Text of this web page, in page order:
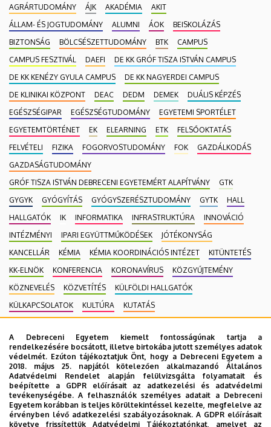
AGRÁRTUDOMÁNY ÁJK AKADÉMIA
AKIT
ÁLLAM- ÉS JOGTUDOMÁNY
ALUMNI ÁOK
BEISKOLÁZÁS
BIZTONSÁG
BÖLCSÉSZETTUDOMÁNY BTK
CAMPUS
CAMPUS FESZTIVÁL
DAEFI
DE KK GRÓF TISZA ISTVÁN CAMPUS
DE KK KENÉZY GYULA CAMPUS
DE KK NAGYERDEI CAMPUS
DE KLINIKAI KÖZPONT
DEAC DEDM DEMEK
DUÁLIS KÉPZÉS
EGÉSZSÉGIPAR
EGÉSZSÉGTUDOMÁNY
EGYETEMI SPORTÉLET
EGYETEMTÖRTÉNET
EK ELEARNING ETK
FELSŐOKTATÁS
FELVÉTELI
FIZIKA FOGORVOSTUDOMÁNY FOK
GAZDÁLKODÁS
GAZDASÁGTUDOMÁNY
GRÓF TISZA ISTVÁN DEBRECENI EGYETEMÉRT ALAPÍTVÁNY
GTK
GYGYK
GYÓGYÍTÁS GYÓGYSZERÉSZTUDOMÁNY GYTK
HALL
HALLGATÓK
IK INFORMATIKA INFRASTRUKTÚRA
INNOVÁCIÓ
INTÉZMÉNYI
IPARI EGYÜTTMŰKÖDÉSEK
JÓTÉKONYSÁG
KANCELLÁR
KÉMIA KÉMIA KOORDINÁCIÓS INTÉZET
KITÜNTETÉS
KK-ELNÖK
KONFERENCIA KORONAVÍRUS
KÖZGYŰJTEMÉNY
KÖZNEVELÉS
KÖZVETÍTÉS
KÜLFÖLDI HALLGATÓK
KÜLKAPCSOLATOK
KULTÚRA
KUTATÁS
MOBILITÁSI PROGRAM
MULTIMÉDIA MŰSZAKI
NEKROLÓG
NÉPEGÉSZSÉGÜGY
NEUROTECH NEVELÉSTUDOMÁNY
NK
OKTATÁS
ORVOSTUDOMÁNY
PEDAGÓGUSKÉPZŐ KÖZPONT
PONTHATÁROK
RAK RANGSOR REKTOR
SET KÖZPONT
SIÓFOK CAMPUS
SPORT SPORTTUDOMÁNYOK
STUDYVERSITY
A Debreceni Egyetem kiemelt fontosságúnak tartja a
rendelkezésére bocsátott, illetve birtokába jutott személyes adatok
védelmét. Ezúton tájékoztatjuk Önt, hogy a Debreceni Egyetem a
2018. május 25. napjától kötelezően alkalmazandó Általános
Adatvédelmi Rendelet alapján felülvizsgálta folyamatait és
beépítette a GDPR előírásait az adatkezelési és adatvédelmi
tevékenységébe. A felhasználók személyes adatait a Debreceni
Egyetem korábban is teljes körültekintéssel kezelte, megfelelve az
érvényben lévő adatkezelési szabályozásoknak. A GDPR előírásait
követve frissítettük Adatvédelmi Tájékoztatónkat, amelyet az